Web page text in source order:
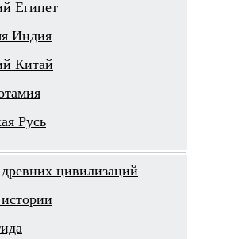
Египет
Индия
Китай
Русь
цивилизаций